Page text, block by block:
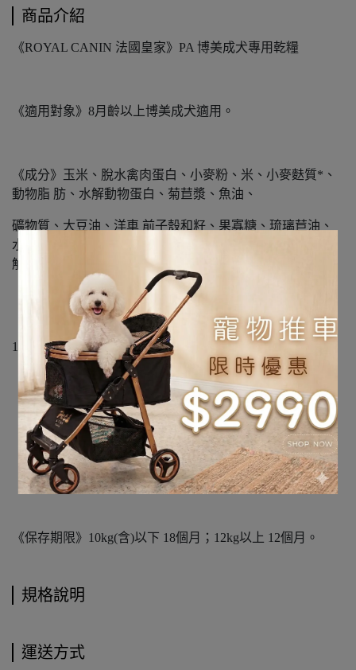
商品介紹
《ROYAL CANIN 法國皇家》PA 博美成犬專用乾糧
《適用對象》8月齡以上博美成犬適用。
《成分》玉米、脫水禽肉蛋白、小麥粉、米、小麥麩質*、
動物脂 肪、水解動物蛋白、菊苣漿、魚油、
礦物質、大豆油、洋車 前子殼和籽、果寡糖、琉璃苣油、
水解甲殼素(葡萄糖胺 來源)、金盞花萃取(葉黃素來源)、水
解軟骨(軟骨素來源) 。
《營養成分分析》蛋白質：26% - 脂肪：16% - 纖維素：
1.6% - 灰份：5.4% - NFE：41.5%。
《重量》1.5kg
《原產地》法國/韓國
《保存期限》10kg(含)以下 18個月；12kg以上 12個月。
規格說明
運送方式